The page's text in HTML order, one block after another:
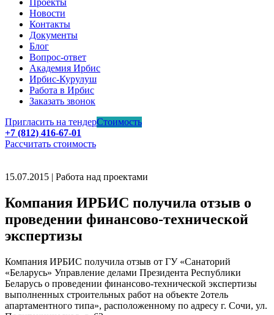
Проекты
Новости
Контакты
Документы
Блог
Вопрос-ответ
Академия Ирбис
Ирбис-Курулуш
Работа в Ирбис
Заказать звонок
Пригласить на тендерСтоимость
+7 (812) 416-67-01
Рассчитать стоимость
15.07.2015 | Работа над проектами
Компания ИРБИС получила отзыв о
проведении финансово-технической
экспертизы
Компания ИРБИС получила отзыв от ГУ «Санаторий
«Беларусь» Управление делами Президента Республики
Беларусь о проведении финансово-технической экспертизы
выполненных строительных работ на объекте 2отель
апартаментного типа», расположенному по адресу г. Сочи, ул.